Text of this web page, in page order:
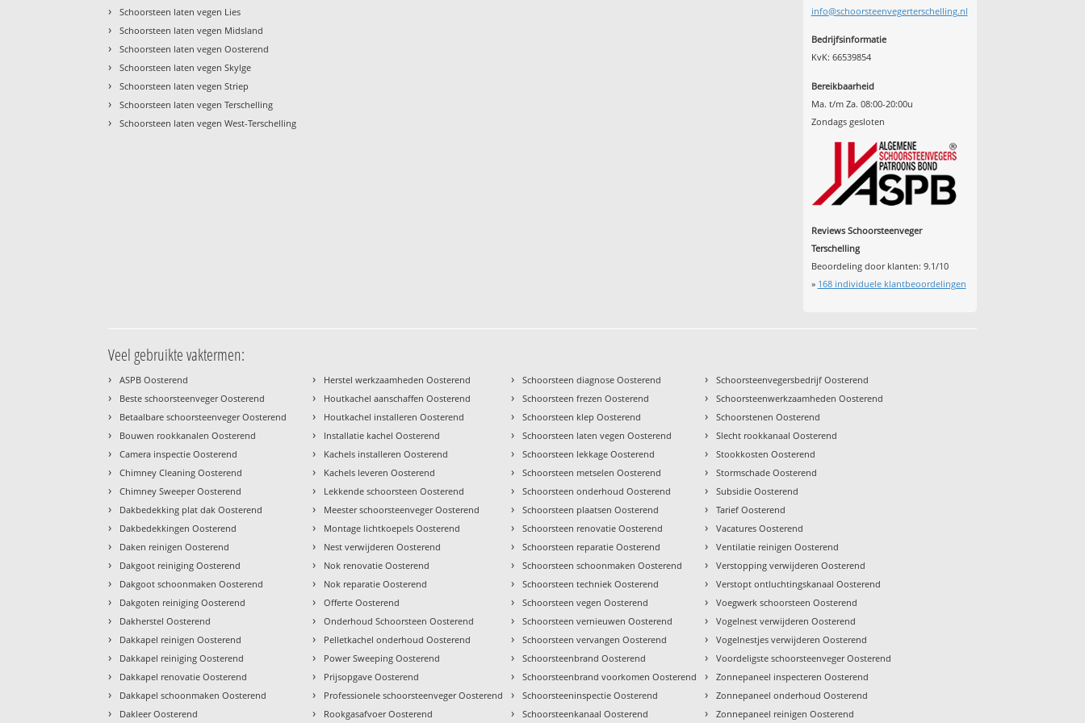
›
Schoorsteen laten vegen Lies
› Schoorsteen laten vegen Midsland
› Schoorsteen laten vegen Oosterend
› Schoorsteen laten vegen Skylge
› Schoorsteen laten vegen Striep
› Schoorsteen laten vegen Terschelling
› Schoorsteen laten vegen West-Terschelling
info@schoorsteenvegerterschelling.nl
Bedrijfsinformatie
KvK: 66539854
Bereikbaarheid
Ma. t/m Za. 08:00-20:00u
Zondags gesloten
Reviews Schoorsteenveger
Terschelling
Beoordeling door klanten: 9.1/10
» 168individuele klantbeoordelingen
Veel gebruikte vaktermen:
› ASPB Oosterend
› Beste schoorsteenveger Oosterend
› Betaalbare schoorsteenveger Oosterend
› Bouwen rookkanalen Oosterend
› Camera inspectie Oosterend
› Chimney Cleaning Oosterend
› Chimney Sweeper Oosterend
› Dakbedekking plat dak Oosterend
› Dakbedekkingen Oosterend
› Daken reinigen Oosterend
› Dakgoot reiniging Oosterend
› Dakgoot schoonmaken Oosterend
› Dakgoten reiniging Oosterend
› Dakherstel Oosterend
› Dakkapel reinigen Oosterend
› Dakkapel reiniging Oosterend
› Dakkapel renovatie Oosterend
› Dakkapel schoonmaken Oosterend
› Dakleer Oosterend
› Herstel werkzaamheden Oosterend
› Houtkachel aanschaffen Oosterend
› Houtkachel installeren Oosterend
› Installatie kachel Oosterend
› Kachels installeren Oosterend
› Kachels leveren Oosterend
› Lekkende schoorsteen Oosterend
› Meester schoorsteenveger Oosterend
› Montage lichtkoepels Oosterend
› Nest verwijderen Oosterend
› Nok renovatie Oosterend
› Nok reparatie Oosterend
› Offerte Oosterend
› Onderhoud Schoorsteen Oosterend
› Pelletkachel onderhoud Oosterend
› Power Sweeping Oosterend
› Prijsopgave Oosterend
› Professionele schoorsteenveger Oosterend
› Rookgasafvoer Oosterend
› Schoorsteen diagnose Oosterend
› Schoorsteen frezen Oosterend
› Schoorsteen klep Oosterend
› Schoorsteen laten vegen Oosterend
› Schoorsteen lekkage Oosterend
› Schoorsteen metselen Oosterend
› Schoorsteen onderhoud Oosterend
› Schoorsteen plaatsen Oosterend
› Schoorsteen renovatie Oosterend
› Schoorsteen reparatie Oosterend
› Schoorsteen schoonmaken Oosterend
› Schoorsteen techniek Oosterend
› Schoorsteen vegen Oosterend
› Schoorsteen vernieuwen Oosterend
› Schoorsteen vervangen Oosterend
› Schoorsteenbrand Oosterend
› Schoorsteenbrand voorkomen Oosterend
› Schoorsteeninspectie Oosterend
› Schoorsteenkanaal Oosterend
› Schoorsteenvegersbedrijf Oosterend
› Schoorsteenwerkzaamheden Oosterend
› Schoorstenen Oosterend
› Slecht rookkanaal Oosterend
› Stookkosten Oosterend
› Stormschade Oosterend
› Subsidie Oosterend
› Tarief Oosterend
› Vacatures Oosterend
› Ventilatie reinigen Oosterend
› Verstopping verwijderen Oosterend
› Verstopt ontluchtingskanaal Oosterend
› Voegwerk schoorsteen Oosterend
› Vogelnest verwijderen Oosterend
› Vogelnestjes verwijderen Oosterend
› Voordeligste schoorsteenveger Oosterend
› Zonnepaneel inspecteren Oosterend
› Zonnepaneel onderhoud Oosterend
› Zonnepaneel reinigen Oosterend